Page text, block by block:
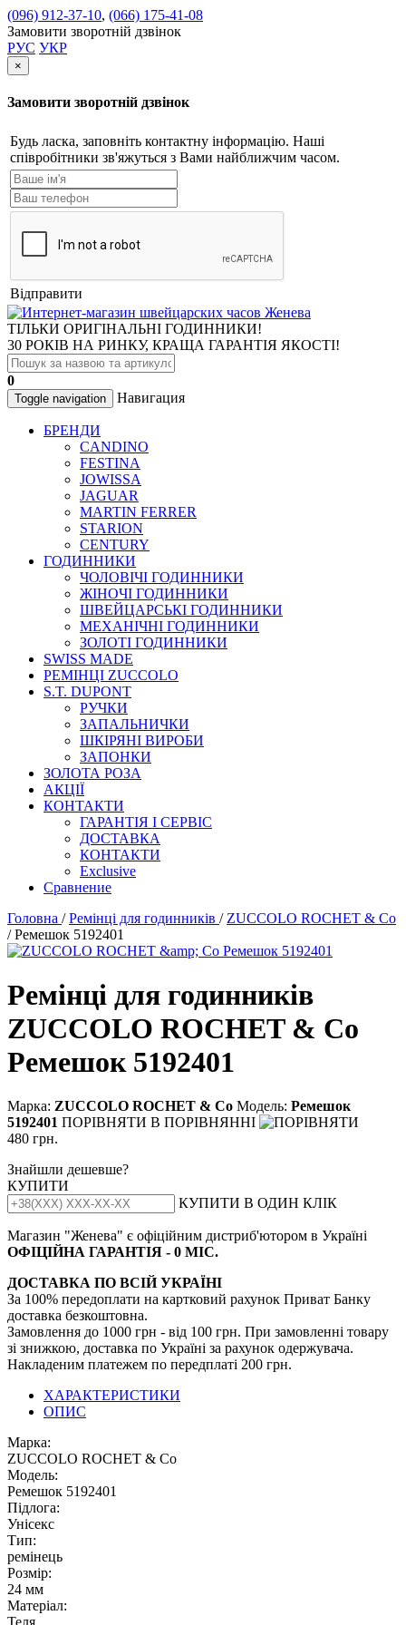
(096) 912-37-10, (066) 175-41-08
Замовити зворотній дзвінок
РУС УКР
×
Замовити зворотній дзвінок
Будь ласка, заповніть контактну інформацію. Наші
співробітники зв'яжуться з Вами найближчим часом.
Відправити
ТІЛЬКИ ОРИГІНАЛЬНІ ГОДИННИКИ!
30 РОКІВ НА РИНКУ, КРАЩА ГАРАНТІЯ ЯКОСТІ!
0
Toggle navigation Навигация
БРЕНДИ
CANDINO
FESTINA
JOWISSA
JAGUAR
MARTIN FERRER
STARION
CENTURY
ГОДИННИКИ
ЧОЛОВІЧІ ГОДИННИКИ
ЖІНОЧІ ГОДИННИКИ
ШВЕЙЦАРСЬКІ ГОДИННИКИ
МЕХАНІЧНІ ГОДИННИКИ
ЗОЛОТІ ГОДИННИКИ
SWISS MADE
РЕМІНЦІ ZUCCOLO
S.T. DUPONT
РУЧКИ
ЗАПАЛЬНИЧКИ
ШКІРЯНІ ВИРОБИ
ЗАПОНКИ
ЗОЛОТА РОЗА
АКЦІЇ
КОНТАКТИ
ГАРАНТІЯ І СЕРВІС
ДОСТАВКА
КОНТАКТИ
Exclusive
Сравнение
Головна /Ремінці для годинників / ZUCCOLO ROCHET & Cо
/ Ремешок 5192401
Ремінці для годинників
ZUCCOLO ROCHET & Cо
Ремешок 5192401
Марка: ZUCCOLO ROCHET & Cо Модель: Ремешок
5192401 ПОРІВНЯТИ В ПОРІВНЯННІ
480 грн.
Знайшли дешевше?
КУПИТИ
КУПИТИ В ОДИН КЛІК
Магазин "Женева" є офіційним дистриб'ютором в Україні
ОФІЦІЙНА ГАРАНТІЯ - 0 МІС.
ДОСТАВКА ПО ВСІЙ УКРАЇНІ
За 100% передоплати на картковий рахунок Приват Банку
доставка безкоштовна.
Замовлення до 1000 грн - від 100 грн. При замовленні товару
зі знижкою, доставка по Україні за рахунок одержувача.
Накладеним платежем по передплаті 200 грн.
ХАРАКТЕРИСТИКИ
ОПИС
Марка:
ZUCCOLO ROCHET & Cо
Модель:
Ремешок 5192401
Підлога:
Унісекс
Тип:
ремінець
Розмір:
24 мм
Матеріал: